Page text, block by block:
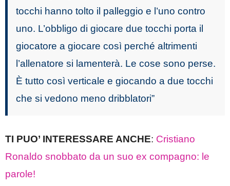
tocchi hanno tolto il palleggio e l’uno contro
uno. L’obbligo di giocare due tocchi porta il
giocatore a giocare così perché altrimenti
l’allenatore si lamenterà. Le cose sono perse.
È tutto così verticale e giocando a due tocchi
che si vedono meno dribblatori”
TI PUO’ INTERESSARE ANCHE: Cristiano
Ronaldo snobbato da un suo ex compagno: le
parole!